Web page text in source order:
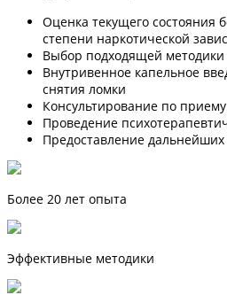
Оценка текущего состояния
степени наркотической
Выбор подходящей
Внутривенное капельное
снятия ломки
Консультирование по
Проведение
Предоставление
Более 20 лет опыта
Эффективные методики